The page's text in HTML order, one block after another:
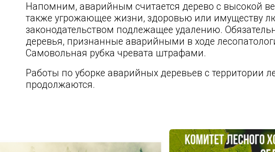
Напомним, аварийным считается дерево с высокой
также угрожающее жизни, здоровью или имуществу
законодательством подлежащее удалению.
деревья, признанные аварийными в ходе
Самовольная рубка чревата штрафами.
Работы по уборке аварийных деревьев с территории
продолжаются.